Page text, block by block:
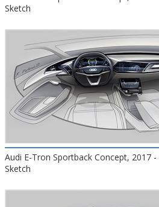
Sketch
Audi E-Tron Sportback Concept, 2017
Sketch